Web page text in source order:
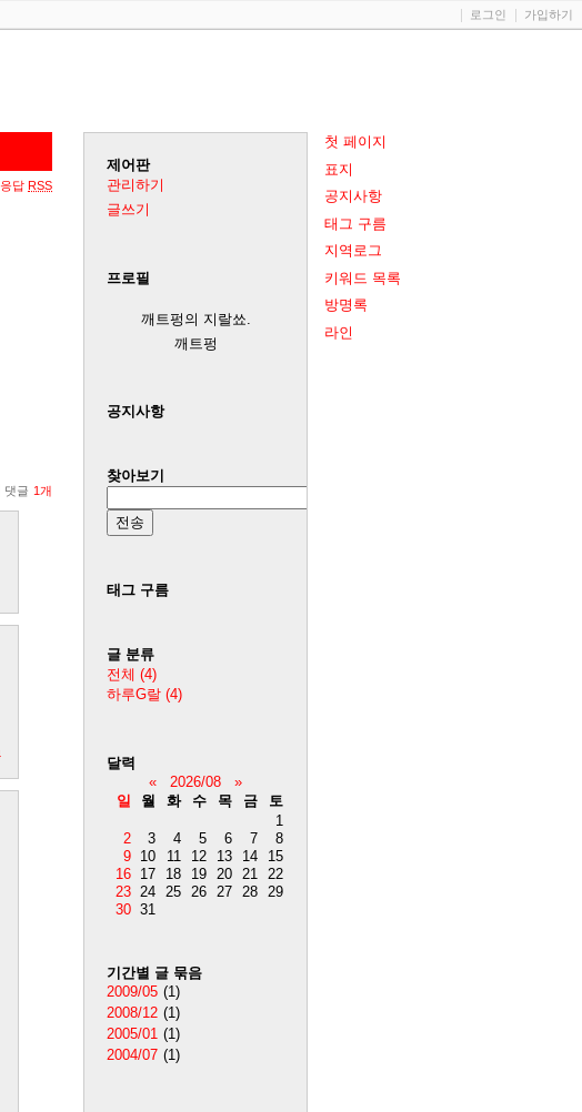
첫 페이지
표지
공지사항
태그 구름
지역로그
키워드 목록
방명록
라인
응답 RSS
댓글 1개
제어판
관리하기
글쓰기
프로필
깨트펑의 지랄쑈.
깨트펑
공지사항
찾아보기
태그 구름
글 분류
전체 (4)
하루G랄 (4)
달력
«
2026/08
»
일
월 화 수 목 금
토
1
2
3 4 5 6 7
8
9 10 11 12 13 14
15
16 17 18 19 20 21 22
23 24 25 26 27 28 29
30 31
기간별 글 묶음
2009/05 (1)
2008/12 (1)
2005/01 (1)
2004/07 (1)
로그인 가입하기